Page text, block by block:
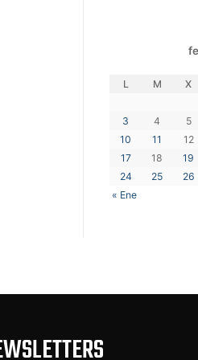
L M X
« Ene
3
4 5
10
11 12
17
18 19
24
25 26